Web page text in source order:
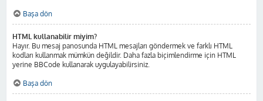
Başa dön
HTML kullanabilir miyim?
Hayır. Bu mesaj panosunda HTML mesajları göndermek ve farklı HTML
kodları kullanmak mümkün değildir. Daha fazla biçimlendirme için HTML
yerine BBCode kullanarak uygulayabilirsiniz.
Başa dön